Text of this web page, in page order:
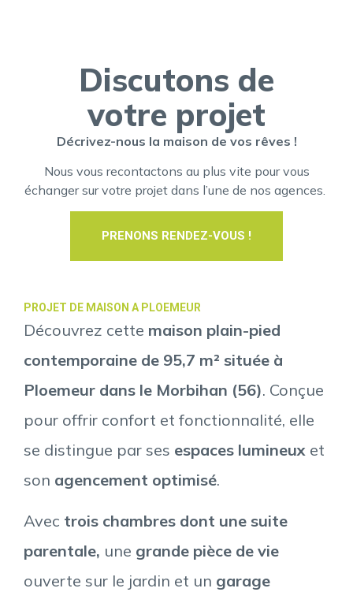
Discutons de
votre projet
Décrivez-nous la maison de vos rêves !
Nous vous recontactons au plus vite pour vous
échanger sur votre projet dans l’une de nos agences.
PRENONS RENDEZ-VOUS !
PROJET DE MAISON A PLOEMEUR
Découvrez cette maison plain-pied
contemporaine de 95,7 m² située à
Ploemeur dans le Morbihan (56). Conçue
pour offrir confort et fonctionnalité, elle
se distingue par ses espaces lumineux et
son agencement optimisé.
Avec trois chambres dont une suite
parentale, une grande pièce de vie
ouverte sur le jardin et un garage